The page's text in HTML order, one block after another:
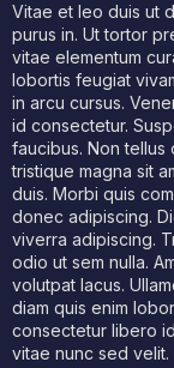
Vitae et leo duis ut
purus in. Ut tortor
vitae elementum
lobortis feugiat
in arcu cursus.
id consectetur.
faucibus. Non tellus
tristique magna sit
duis. Morbi quis
donec adipiscing.
viverra adipiscing.
odio ut sem nulla.
volutpat lacus.
diam quis enim
consectetur libero
vitae nunc sed velit.